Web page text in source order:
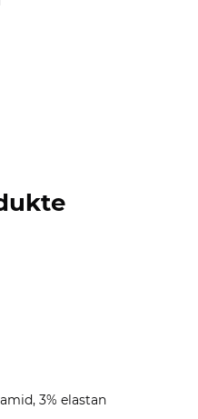
3% elastan